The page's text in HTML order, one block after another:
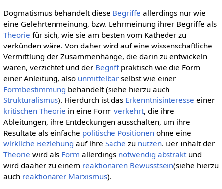
Dogmatismus behandelt diese Begriffe allerdings nur wie
eine Gelehrtenmeinung, bzw. Lehrmeinung ihrer Begriffe als
Theorie für sich, wie sie am besten vom Katheder zu
verkünden wäre. Von daher wird auf eine wissenschaftliche
Vermittlung der Zusammenhänge, die darin zu entwickeln
wären, verzichtet und der Begriffpraktisch wie die Form
einer Anleitung, also unmittelbarselbst wie einer
Formbestimmung behandelt (siehe hierzu auch
Strukturalismus). Hierdurch ist das Erkenntnisinteresse einer
kritischen Theorie in eine Form verkehrt, die ihre
Ableitungen, ihre Entdeckungen ausschalten, um ihre
Resultate als einfache politische Positionenohne eine
wirkliche Beziehung auf ihre Sache zu nutzen. Der Inhalt der
Theorie wird als Form allerdings notwendig abstraktund
wird daaher zu einem reaktionären Bewusstsein(siehe hierzu
auch reaktionärer Marxismus).